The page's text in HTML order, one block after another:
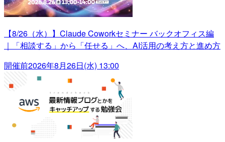
【8/26（水）】Claude Coworkセミナー バックオフィス編
｜「相談する」から「任せる」へ、AI活用の考え方と進め方
開催前2026年8月26日(水) 13:00